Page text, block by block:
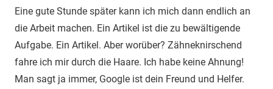
Eine gute Stunde später kann ich mich dann endlich an
die Arbeit machen. Ein Artikel ist die zu bewältigende
Aufgabe. Ein Artikel. Aber worüber? Zähneknirschend
fahre ich mir durch die Haare. Ich habe keine Ahnung!
Man sagt ja immer, Google ist dein Freund und Helfer.